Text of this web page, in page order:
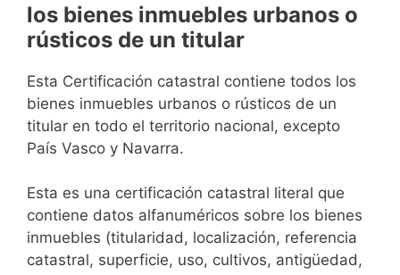
los bienes inmuebles urbanos o
rústicos de un titular
Esta Certificación catastral contiene todos los
bienes inmuebles urbanos o rústicos de un
titular en todo el territorio nacional, excepto
País Vasco y Navarra.
Esta es una certificación catastral literal que
contiene datos alfanuméricos sobre los bienes
inmuebles (titularidad, localización, referencia
catastral, superficie, uso, cultivos, antigüedad,